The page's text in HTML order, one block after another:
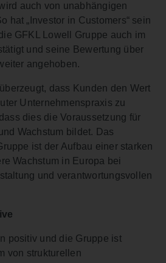
auch von unabhängigen
hat „Investor in Customers“ sein
GFKL Lowell Gruppe auch im
und seine Bewertung über
angehoben.
dass Kunden den Wert
Unternehmenspraxis zu
dies die Voraussetzung für
Wachstum bildet. Das
ist der Aufbau einer starken
Wachstum in Europa bei
und verantwortungsvollen
positiv und die Gruppe ist
von strukturellen